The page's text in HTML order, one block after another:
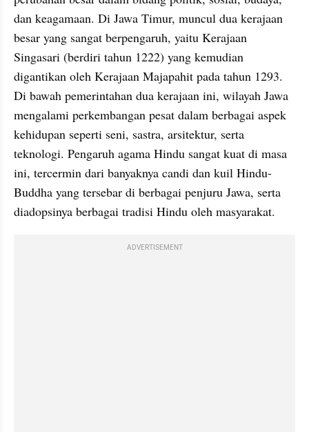
dan keagamaan. Di Jawa Timur, muncul dua kerajaan
besar yang sangat berpengaruh, yaitu Kerajaan
Singasari (berdiri tahun 1222) yang kemudian
digantikan oleh Kerajaan Majapahit pada tahun 1293.
Di bawah pemerintahan dua kerajaan ini, wilayah Jawa
mengalami perkembangan pesat dalam berbagai aspek
kehidupan seperti seni, sastra, arsitektur, serta
teknologi. Pengaruh agama Hindu sangat kuat di masa
ini, tercermin dari banyaknya candi dan kuil Hindu-
Buddha yang tersebar di berbagai penjuru Jawa, serta
diadopsinya berbagai tradisi Hindu oleh masyarakat.
ADVERTISEMENT